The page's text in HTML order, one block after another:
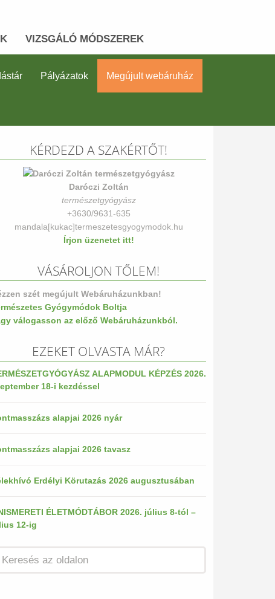
VIZSGÁLÓ MÓDSZEREK
Pályázatok Megújult webáruház
KÉRDEZD A SZAKÉRTŐT!
Daróczi Zoltán
természetgyógyász
+3630/9631-635
mandala[kukac]termeszetesgyogymodok.hu
Írjon üzenetet itt!
VÁSÁROLJON TŐLEM!
szét megújult Webáruházunkban!
Gyógymódok Boltja
válogasson az előző Webáruházunkból.
EZEKET OLVASTA MÁR?
ALAPMODUL KÉPZÉS 2026.
18-i kezdéssel
alapjai 2026 nyár
alapjai 2026 tavasz
Erdélyi Körutazás 2026 augusztusában
ÉLETMÓDTÁBOR 2026. július 8-tól –
12-ig